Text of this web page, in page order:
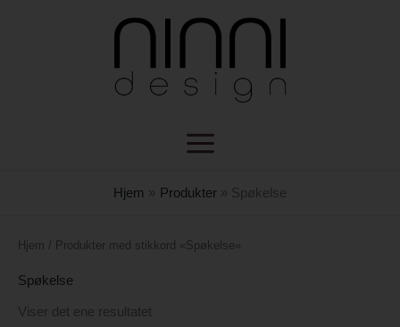
Hjem Produkter Spøkelse
Hjem / Produkter med stikkord «Spøkelse»
Spøkelse
Viser det ene resultatet